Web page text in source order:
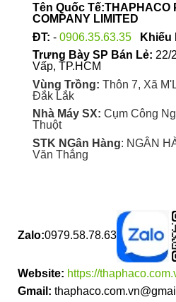
Tên Quốc Tế:THAPHACO
COMPANY LIMITED
ĐT: - 0906.35.63.35 Khiếu
Trưng Bày SP Bán Lẻ: 22/
Vấp, TP.HCM
Vùng Trồng: Thôn 7, Xã
Đắk Lắk
Nhà Máy SX: Cụm Công
Thuột
STK NGân Hàng: NGÂN
Văn Thắng
Zalo:0979.58.78.63
Website: https://
Gmail: